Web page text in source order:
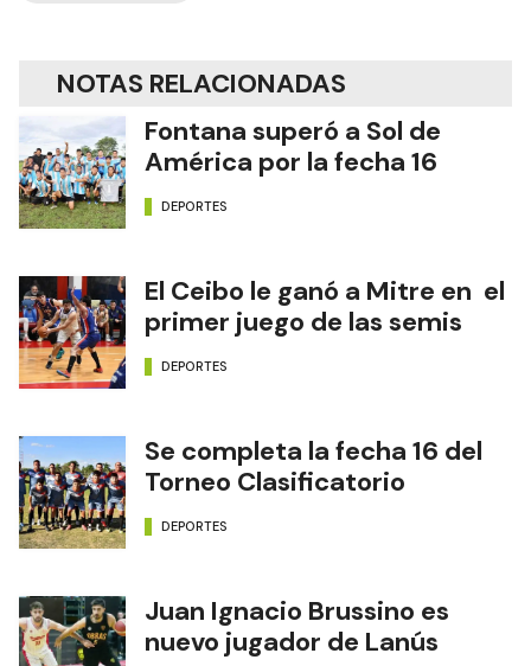
NOTAS RELACIONADAS
Fontana superó a Sol de
América por la fecha 16
DEPORTES
El Ceibo le ganó a Mitre en el
primer juego de las semis
DEPORTES
Se completa la fecha 16 del
Torneo Clasificatorio
DEPORTES
Juan Ignacio Brussino es
nuevo jugador de Lanús